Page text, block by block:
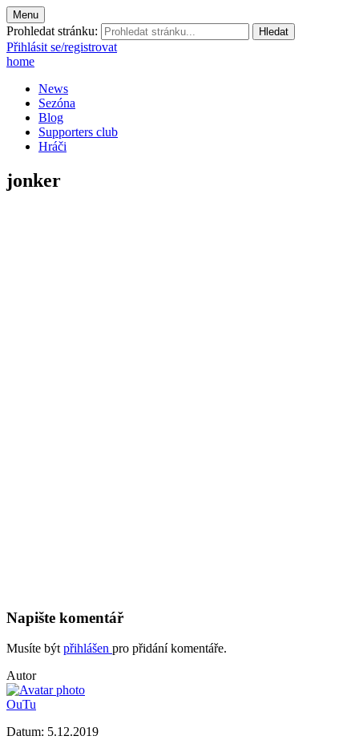
Menu
Prohledat stránku:
Přihlásit se/registrovat
home
News
Sezóna
Blog
Supporters club
Hráči
jonker
Napište komentář
Musíte být přihlášen pro přidání komentáře.
Autor
OuTu
Datum: 5.12.2019